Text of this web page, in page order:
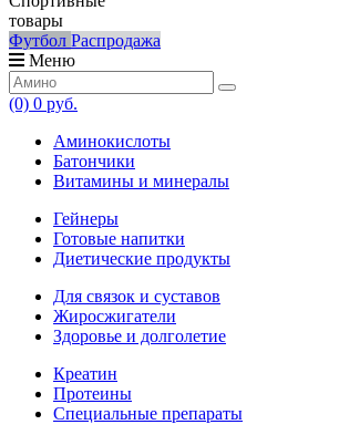
товары
Футбол Распродажа
Меню
(0) 0 руб.
Аминокислоты
Батончики
Витамины и минералы
Гейнеры
Готовые напитки
Диетические продукты
Для связок и суставов
Жиросжигатели
Здоровье и долголетие
Креатин
Протеины
Специальные препараты